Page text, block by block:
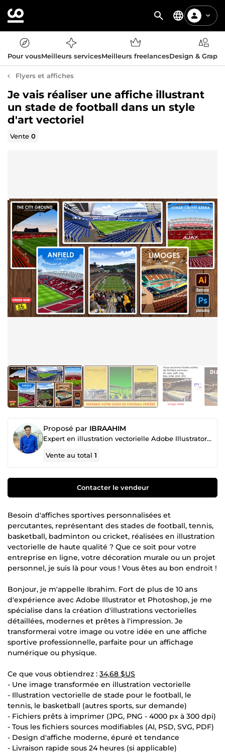
Pour vousMeilleurs servicesMeilleurs freelancesDesign &
Flyers et affiches
Je vais réaliser une affiche illustrant
un stade de football dans un style
d'art vectoriel
Vente0
Proposé par IBRAAHIM
Expert en illustration vectorielle Adobe Illustrator depuis 2012
Vente au total1
Contacter le vendeur
Besoin d'affiches sportives personnalisées et
percutantes, représentant des stades de football, tennis,
basketball, badminton ou cricket, réalisées en illustration
vectorielle de haute qualité ? Que ce soit pour votre
entreprise en ligne, votre décoration murale ou un projet
personnel, je suis là pour vous ! Vous êtes au bon endroit !
Bonjour, je m'appelle Ibrahim. Fort de plus de 10 ans
d'expérience avec Adobe Illustrator et Photoshop, je me
spécialise dans la création d'illustrations vectorielles
détaillées, modernes et prêtes à l'impression. Je
transformerai votre image ou votre idée en une affiche
sportive professionnelle, parfaite pour un affichage
numérique ou physique.
Ce que vous obtiendrez : 34,68 $US
- Une image transformée en illustration vectorielle
- Illustration vectorielle de stade pour le football, le
tennis, le basketball (autres sports, sur demande)
- Fichiers prêts à imprimer (JPG, PNG - 4000 px à 300 dpi)
- Tous les fichiers sources modifiables (AI, PSD, SVG, PDF)
- Design d'affiche moderne, épuré et tendance
- Livraison rapide sous 24 heures (si applicable)